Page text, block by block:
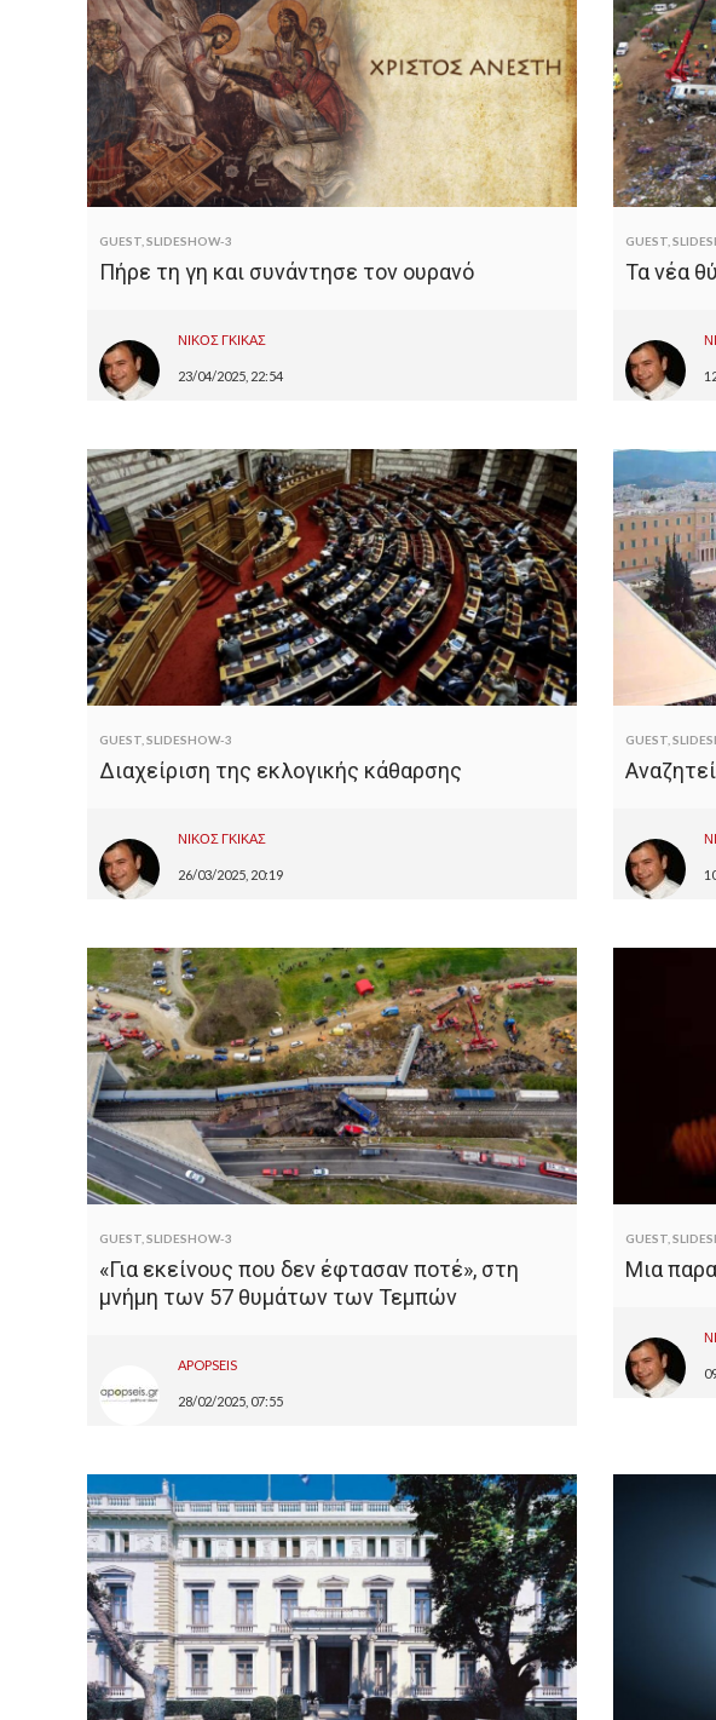
GUEST SLIDESHOW-3
Πήρε τη γη και συνάντησε τον ουρανό
ΝΙΚΟΣ ΓΚΙΚΑΣ
23/04/2025, 22:54
GUEST ,
Τα νέα
GUEST SLIDESHOW-3
Διαχείριση της εκλογικής κάθαρσης
ΝΙΚΟΣ ΓΚΙΚΑΣ
26/03/2025, 20:19
GUEST ,
GUEST SLIDESHOW-3
«Για εκείνους που δεν έφτασαν ποτέ», στη
μνήμη των 57 θυμάτων των Τεμπών
APOPSEIS
28/02/2025, 07:55
GUEST ,
Μια